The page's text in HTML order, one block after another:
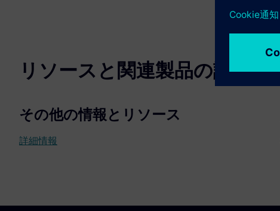
リソースと関連製品の詳細
その他の情報とリソース
詳細情報